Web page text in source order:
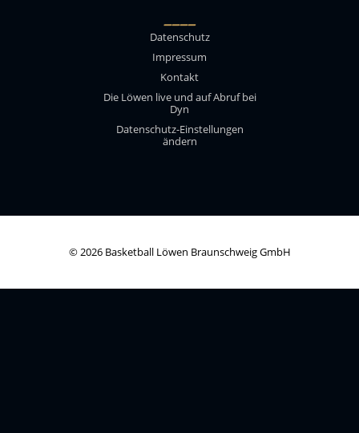
____
Datenschutz
Impressum
Kontakt
Die Löwen live und auf Abruf bei
Dyn
Datenschutz-Einstellungen
ändern
© 2026 Basketball Löwen Braunschweig GmbH